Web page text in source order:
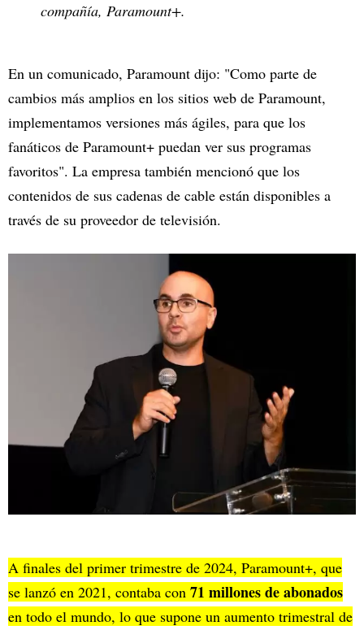
compañía, Paramount+.
En un comunicado, Paramount dijo: "Como parte de
cambios más amplios en los sitios web de Paramount,
implementamos versiones más ágiles, para que los
fanáticos de Paramount+ puedan ver sus programas
favoritos". La empresa también mencionó que los
contenidos de sus cadenas de cable están disponibles a
través de su proveedor de televisión.
A finales del primer trimestre de 2024, Paramount+, que
se lanzó en 2021, contaba con 71 millones de abonados
en todo el mundo, lo que supone un aumento trimestral de